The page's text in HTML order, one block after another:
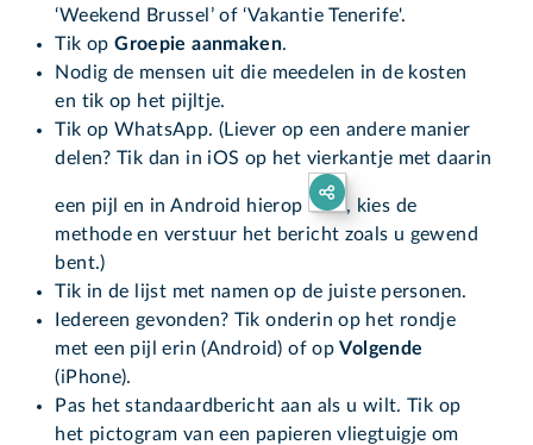
‘Weekend Brussel’ of ‘Vakantie Tenerife'.
Tik opGroepie aanmaken.
Nodig de mensen uit die meedelen in de kosten
en tik op het pijltje.
Tik op WhatsApp. (Liever op een andere manier
delen? Tik dan in iOS op het vierkantje met daarin
een pijl en in Android hierop
, kies de
methode en verstuur het bericht zoals u gewend
bent.)
Tik in de lijst met namen op de juiste personen.
Iedereen gevonden? Tik onderin op het rondje
met een pijl erin (Android) of opVolgende
(iPhone).
Pas het standaardbericht aan als u wilt. Tik op
het pictogram van een papieren vliegtuigje om